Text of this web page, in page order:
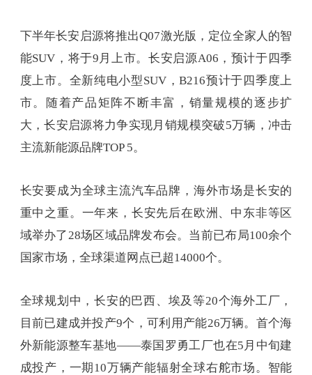
下半年长安启源将推出Q07激光版，定位全家人的智
能SUV，将于9月上市。长安启源A06，预计于四季
度上市。全新纯电小型SUV，B216预计于四季度上
市。随着产品矩阵不断丰富，销量规模的逐步扩
大，长安启源将力争实现月销规模突破5万辆，冲击
主流新能源品牌TOP 5。
长安要成为全球主流汽车品牌，海外市场是长安的
重中之重。一年来，长安先后在欧洲、中东非等区
域举办了28场区域品牌发布会。当前已布局100余个
国家市场，全球渠道网点已超14000个。
全球规划中，长安的巴西、埃及等20个海外工厂，
目前已建成并投产9个，可利用产能26万辆。首个海
外新能源整车基地——泰国罗勇工厂也在5月中旬建
成投产，一期10万辆产能辐射全球右舵市场。智能